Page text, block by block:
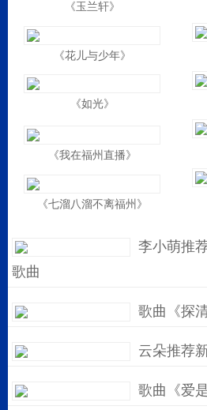
《玉兰轩》
《花儿与少年》
《如光》
《我在福州直播》
《七溜八溜不离福州》
李小萌推
歌曲
歌曲《探
云朵推荐
歌曲《爱